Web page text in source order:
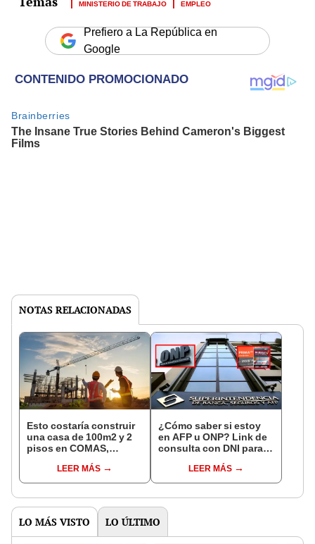
MINISTERIO DE TRABAJO EMPLEO
Prefiero a La República en
Google
NOTAS RELACIONADAS
Esto costaría construir
una casa de 100m2 y 2
pisos en COMAS,
distritos de LIMA
NORTE
LEER MÁS
¿Cómo saber si estoy
en AFP u ONP? Link de
consulta con DNI para
pensiones estás
LEER MÁS
LO MÁS VISTO LO ÚLTIMO